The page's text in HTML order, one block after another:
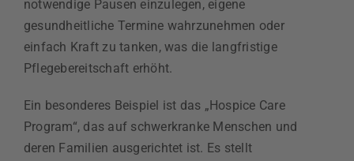
notwendige Pausen einzulegen, eigene
gesundheitliche Termine wahrzunehmen oder
einfach Kraft zu tanken, was die langfristige
Pflegebereitschaft erhöht.
Ein besonderes Beispiel ist das „Hospice Care
Program“, das auf schwerkranke Menschen und
deren Familien ausgerichtet ist. Es stellt